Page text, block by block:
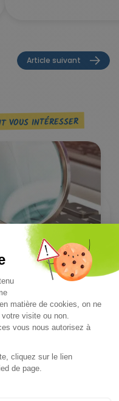
Article suivant
VOUS INTÉRESSER
dans une gestion
de ses agents » de
Lire l'article